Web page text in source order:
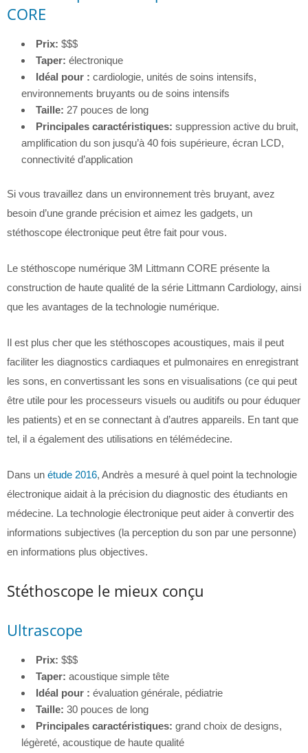
CORE
Prix: $$$
Taper: électronique
Idéal pour : cardiologie, unités de soins intensifs,
environnements bruyants ou de soins intensifs
Taille: 27 pouces de long
Principales caractéristiques: suppression active du bruit,
amplification du son jusqu’à 40 fois supérieure, écran LCD,
connectivité d’application
Si vous travaillez dans un environnement très bruyant, avez
besoin d’une grande précision et aimez les gadgets, un
stéthoscope électronique peut être fait pour vous.
Le stéthoscope numérique 3M Littmann CORE présente la
construction de haute qualité de la série Littmann Cardiology, ainsi
que les avantages de la technologie numérique.
Il est plus cher que les stéthoscopes acoustiques, mais il peut
faciliter les diagnostics cardiaques et pulmonaires en enregistrant
les sons, en convertissant les sons en visualisations (ce qui peut
être utile pour les processeurs visuels ou auditifs ou pour éduquer
les patients) et en se connectant à d’autres appareils. En tant que
tel, il a également des utilisations en télémédecine.
Dans un étude 2016, Andrès a mesuré à quel point la technologie
électronique aidait à la précision du diagnostic des étudiants en
médecine. La technologie électronique peut aider à convertir des
informations subjectives (la perception du son par une personne)
en informations plus objectives.
Stéthoscope le mieux conçu
Ultrascope
Prix: $$$
Taper: acoustique simple tête
Idéal pour : évaluation générale, pédiatrie
Taille: 30 pouces de long
Principales caractéristiques: grand choix de designs,
légèreté, acoustique de haute qualité